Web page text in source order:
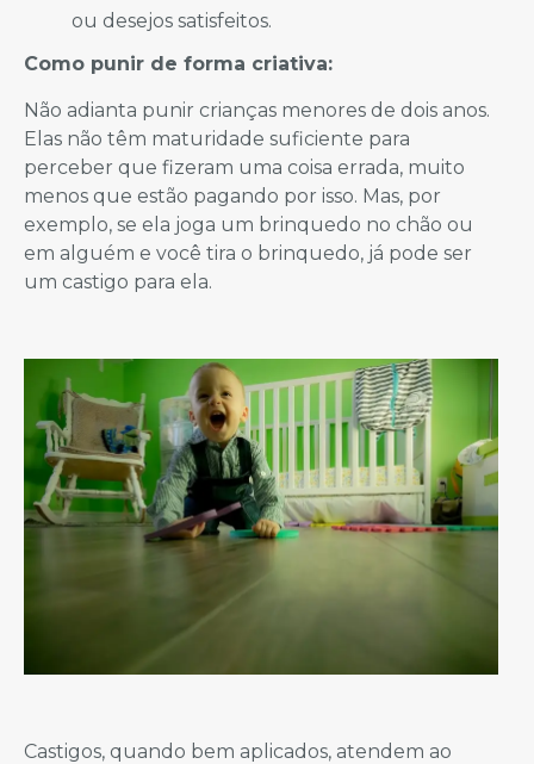
ou desejos satisfeitos.
Como punir de forma criativa:
Não adianta punir crianças menores de dois anos.
Elas não têm maturidade suficiente para
perceber que fizeram uma coisa errada, muito
menos que estão pagando por isso. Mas, por
exemplo, se ela joga um brinquedo no chão ou
em alguém e você tira o brinquedo, já pode ser
um castigo para ela.
Castigos, quando bem aplicados, atendem ao